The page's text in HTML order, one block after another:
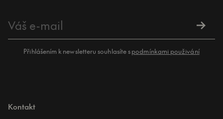
Přihlášením k newsletteru souhlasíte spodmínkami použivání
Kontakt